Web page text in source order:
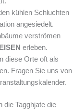
kühlen Schluchten
angesiedelt.
verströmen
erleben.
diese Orte oft als
Fragen Sie uns von
die Tagghjate die